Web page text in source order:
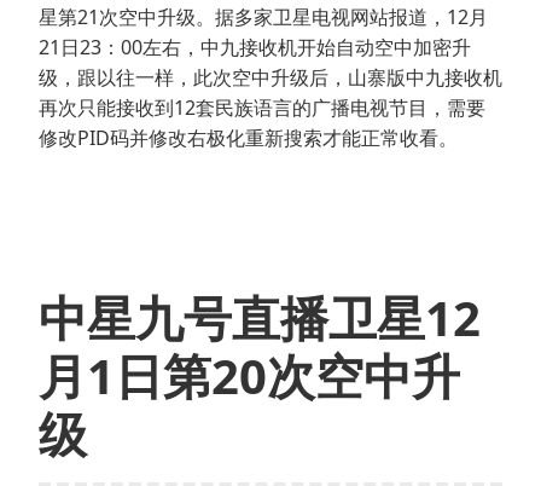
星第21次空中升级。据多家卫星电视网站报道，12月
21日23：00左右，中九接收机开始自动空中加密升
级，跟以往一样，此次空中升级后，山寨版中九接收机
再次只能接收到12套民族语言的广播电视节目，需要
修改PID码并修改右极化重新搜索才能正常收看。
中星九号直播卫星12
月1日第20次空中升
级